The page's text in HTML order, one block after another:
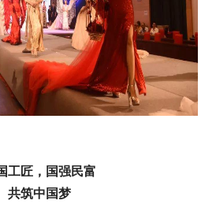
工匠，国强民富
共筑中国梦